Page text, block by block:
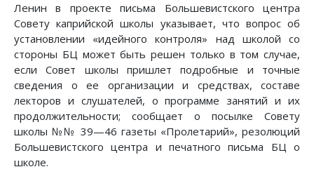
Ленин в проекте письма Большевистского центра
Совету каприйской школы указывает, что вопрос об
установлении «идейного контроля» над школой со
стороны БЦ может быть решен только в том случае,
если Совет школы пришлет подробные и точные
сведения о ее организации и средствах, составе
лекторов и слушателей, о программе занятий и их
продолжительности; сообщает о посылке Совету
школы №№ 39—46 газеты «Пролетарий», резолюций
Большевистского центра и печатного письма БЦ о
школе.